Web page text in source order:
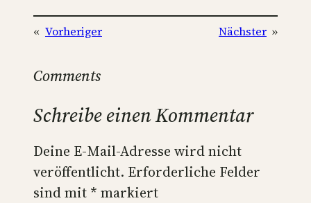
« Vorheriger Nächster »
Comments
Schreibe einen Kommentar
Deine E-Mail-Adresse wird nicht
veröffentlicht. Erforderliche Felder
sind mit * markiert